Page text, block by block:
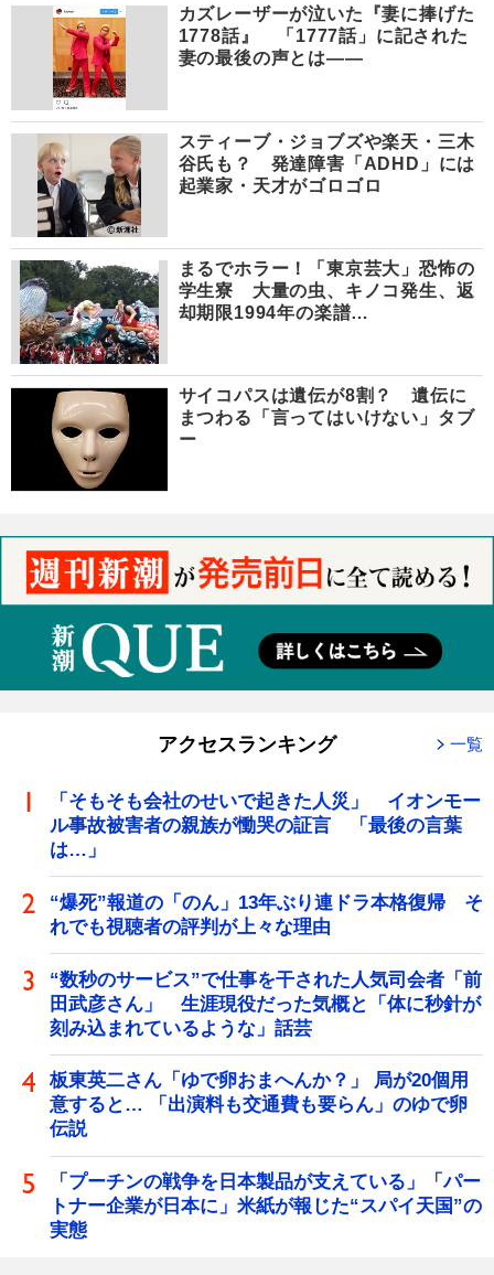
カズレーザーが泣いた『妻に捧げた
1778話』 「1777話」に記された
妻の最後の声とは――
スティーブ・ジョブズや楽天・三木
谷氏も？ 発達障害「ADHD」には
起業家・天才がゴロゴロ
まるでホラー！「東京芸大」恐怖の
学生寮 大量の虫、キノコ発生、返
却期限1994年の楽譜…
サイコパスは遺伝が8割？ 遺伝に
まつわる「言ってはいけない」タブ
ー
アクセスランキング 一覧
「そもそも会社のせいで起きた人災」 イオンモー
ル事故被害者の親族が慟哭の証言 「最後の言葉
は…」
“爆死”報道の「のん」13年ぶり連ドラ本格復帰 そ
れでも視聴者の評判が上々な理由
“数秒のサービス”で仕事を干された人気司会者「前
田武彦さん」 生涯現役だった気概と「体に秒針が
刻み込まれているような」話芸
板東英二さん「ゆで卵おまへんか？」 局が20個用
意すると… 「出演料も交通費も要らん」のゆで卵
伝説
「プーチンの戦争を日本製品が支えている」「パー
トナー企業が日本に」米紙が報じた“スパイ天国”の
実態